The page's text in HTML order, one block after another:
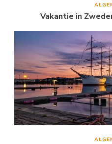
Vakantie in